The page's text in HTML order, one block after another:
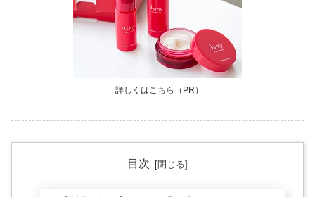
詳しくはこちら（PR）
目次